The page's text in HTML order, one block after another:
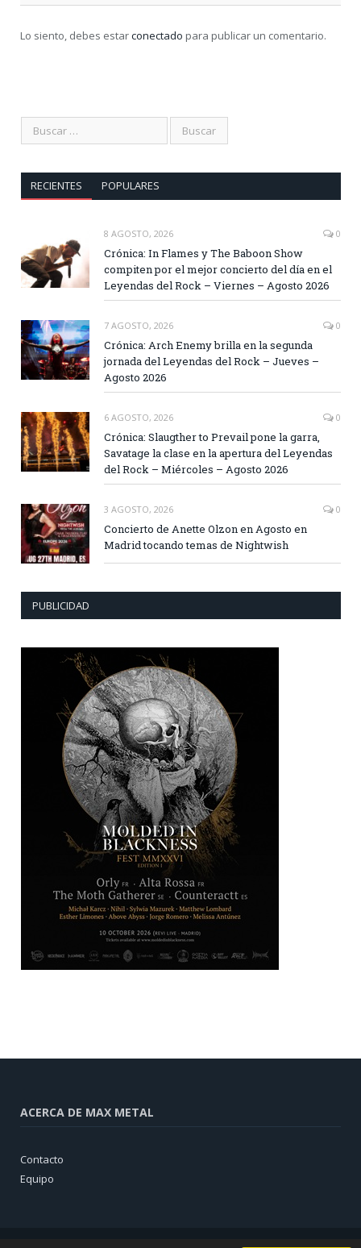
Lo siento, debes estarconectado para publicar un comentario.
RECIENTES POPULARES
8 AGOSTO, 2026 0
Crónica: In Flames y The Baboon Show
compiten por el mejor concierto del día en el
Leyendas del Rock – Viernes – Agosto 2026
7 AGOSTO, 2026 0
Crónica: Arch Enemy brilla en la segunda
jornada del Leyendas del Rock – Jueves –
Agosto 2026
6 AGOSTO, 2026 0
Crónica: Slaugther to Prevail pone la garra,
Savatage la clase en la apertura del Leyendas
del Rock – Miércoles – Agosto 2026
3 AGOSTO, 2026 0
Concierto de Anette Olzon en Agosto en
Madrid tocando temas de Nightwish
PUBLICIDAD
ACERCA DE MAX METAL
Contacto
Equipo